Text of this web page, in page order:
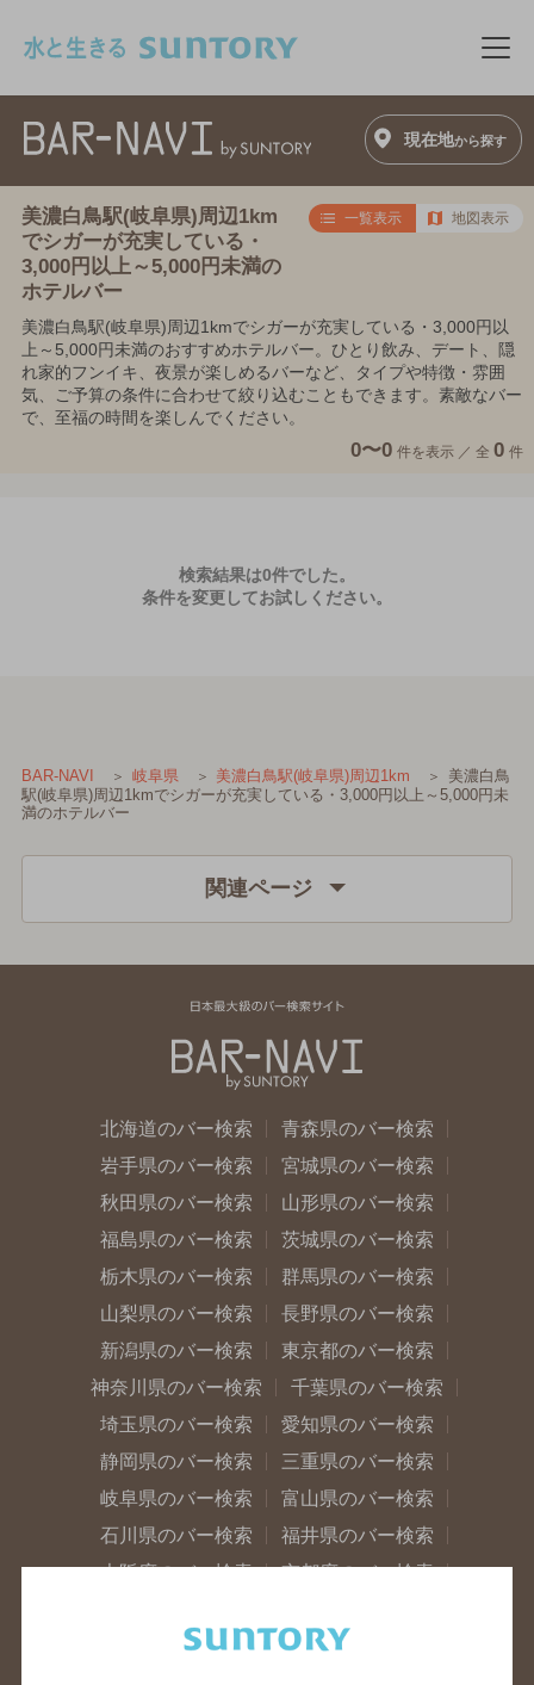
メ
現在地から探す
美濃白鳥駅(岐阜県)周辺1km
でシガーが充実している・
3,000円以上～5,000円未満の
ホテルバー
一覧表示 地図表示
美濃白鳥駅(岐阜県)周辺1kmでシガーが充実している・3,000円以
上～5,000円未満のおすすめホテルバー。ひとり飲み、デート、隠
れ家的フンイキ、夜景が楽しめるバーなど、タイプや特徴・雰囲
気、ご予算の条件に合わせて絞り込むこともできます。素敵なバー
で、至福の時間を楽しんでください。
0〜0 件を表示 ／ 全 0 件
検索結果は0件でした。
条件を変更してお試しください。
BAR-NAVI 岐阜県 美濃白鳥駅(岐阜県)周辺1km
美濃白鳥
駅(岐阜県)周辺1kmでシガーが充実している・3,000円以上～5,000円未
満のホテルバー
関連ページ
北海道のバー検索
青森県のバー検索
岩手県のバー検索
宮城県のバー検索
秋田県のバー検索
山形県のバー検索
福島県のバー検索
茨城県のバー検索
栃木県のバー検索
群馬県のバー検索
山梨県のバー検索
長野県のバー検索
新潟県のバー検索
東京都のバー検索
神奈川県のバー検索
千葉県のバー検索
埼玉県のバー検索
愛知県のバー検索
静岡県のバー検索
三重県のバー検索
岐阜県のバー検索
富山県のバー検索
石川県のバー検索
福井県のバー検索
大阪府のバー検索
京都府のバー検索
滋賀県のバー検索
和歌山県のバー検索